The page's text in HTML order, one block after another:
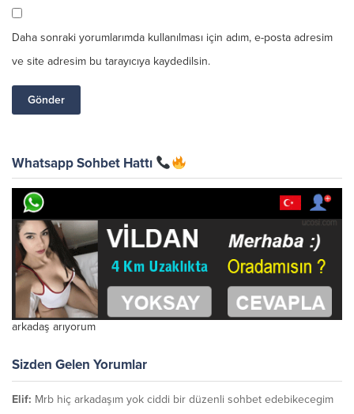
Daha sonraki yorumlarımda kullanılması için adım, e-posta adresim
ve site adresim bu tarayıcıya kaydedilsin.
Whatsapp Sohbet Hattı
arkadaş arıyorum
Sizden Gelen Yorumlar
Elif: Mrb hiç arkadaşım yok ciddi bir düzenli sohbet edebikecegim